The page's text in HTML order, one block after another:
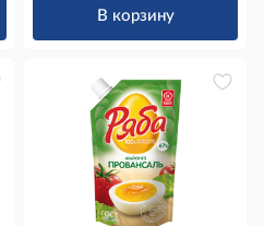
В корзину